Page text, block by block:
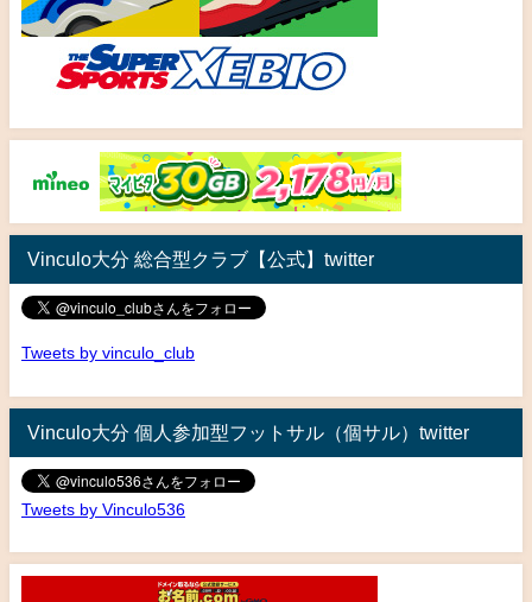
Vinculo大分 総合型クラブ【公式】twitter
Tweets by vinculo_club
Vinculo大分 個人参加型フットサル（個サル）twitter
Tweets by Vinculo536